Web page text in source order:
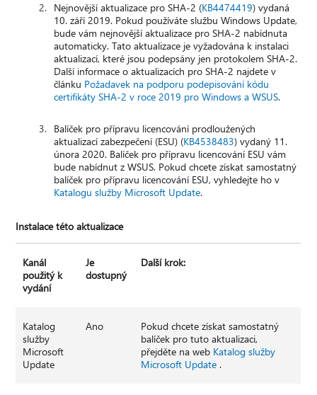
Nejnovější aktualizace pro SHA-2 (KB4474419) vydaná
10. září 2019. Pokud používáte službu Windows Update,
bude vám nejnovější aktualizace pro SHA-2 nabídnuta
automaticky. Tato aktualizace je vyžadována k instalaci
aktualizací, které jsou podepsány jen protokolem SHA-2.
Další informace o aktualizacích pro SHA-2 najdete v
článku Požadavek na podporu podepisování kódu
certifikáty SHA-2 v roce 2019 pro Windows a WSUS.
Balíček pro přípravu licencování prodloužených
aktualizací zabezpečení (ESU) (KB4538483) vydaný 11.
února 2020. Balíček pro přípravu licencování ESU vám
bude nabídnut z WSUS. Pokud chcete získat samostatný
balíček pro přípravu licencování ESU, vyhledejte ho v
Katalogu služby Microsoft Update.
Instalace této aktualizace
Kanál
použitý k
vydání
Je
dostupný
Další krok:
Katalog
služby
Microsoft
Update
Ano
Pokud chcete získat samostatný
balíček pro tuto aktualizaci,
přejděte na web Katalog služby
Microsoft Update .